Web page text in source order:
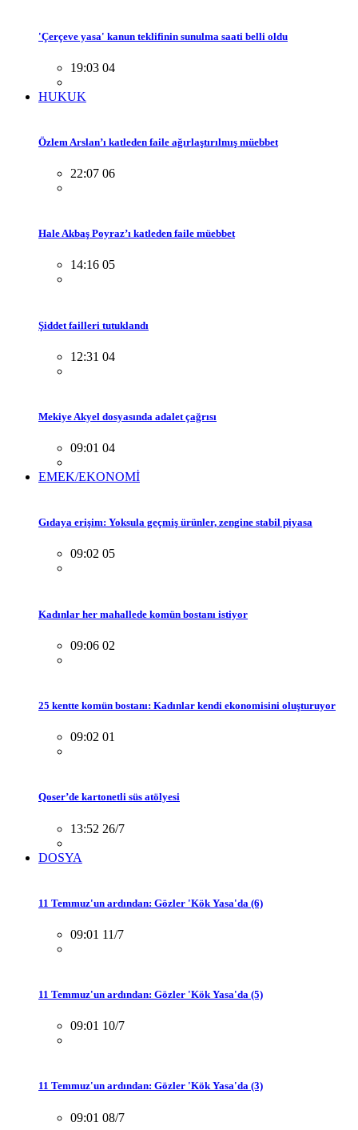
'Çerçeve yasa' kanun teklifinin sunulma saati belli oldu
19:03 04
HUKUK
Özlem Arslan’ı katleden faile ağırlaştırılmış müebbet
22:07 06
Hale Akbaş Poyraz’ı katleden faile müebbet
14:16 05
Şiddet failleri tutuklandı
12:31 04
Mekiye Akyel dosyasında adalet çağrısı
09:01 04
EMEK/EKONOMİ
Gıdaya erişim: Yoksula geçmiş ürünler, zengine stabil piyasa
09:02 05
Kadınlar her mahallede komün bostanı istiyor
09:06 02
25 kentte komün bostanı: Kadınlar kendi ekonomisini oluşturuyor
09:02 01
Qoser’de kartonetli süs atölyesi
13:52 26/7
DOSYA
11 Temmuz'un ardından: Gözler 'Kök Yasa'da (6)
09:01 11/7
11 Temmuz'un ardından: Gözler 'Kök Yasa'da (5)
09:01 10/7
11 Temmuz'un ardından: Gözler 'Kök Yasa'da (3)
09:01 08/7